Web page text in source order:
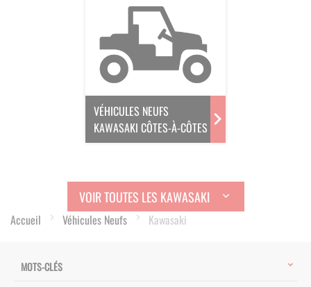
VÉHICULES NEUFS
KAWASAKI CÔTES-À-CÔTES
VOIR TOUTES LES KAWASAKI
Accueil Véhicules Neufs Kawasaki
MOTS-CLÉS